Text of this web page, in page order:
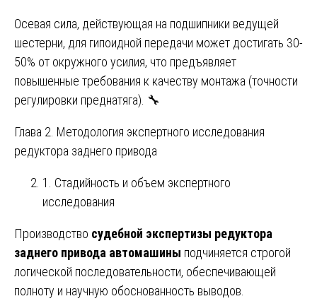
Осевая сила, действующая на подшипники ведущей
шестерни, для гипоидной передачи может достигать 30-
50% от окружного усилия, что предъявляет
повышенные требования к качеству монтажа (точности
регулировки преднатяга). 🔧
Глава 2. Методология экспертного исследования
редуктора заднего привода
1. Стадийность и объем экспертного
исследования
Производство судебной экспертизы редуктора
заднего привода автомашины подчиняется строгой
логической последовательности, обеспечивающей
полноту и научную обоснованность выводов.